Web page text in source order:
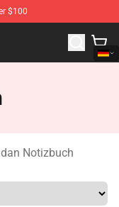
$100
Merchandise Store
Notizbuch